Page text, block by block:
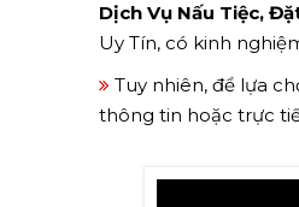
Dịch Vụ Nấu Tiệc,
Uy Tín, có kinh
Tuy nhiên, để lựa
thông tin hoặc trực